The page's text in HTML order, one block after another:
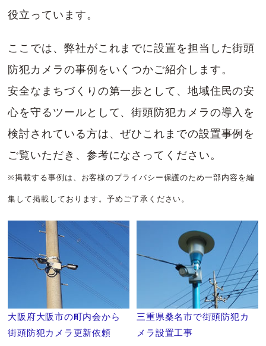
役立っています。
ここでは、弊社がこれまでに設置を担当した街頭
防犯カメラの事例をいくつかご紹介します。
安全なまちづくりの第一歩として、地域住民の安
心を守るツールとして、街頭防犯カメラの導入を
検討されている方は、ぜひこれまでの設置事例を
ご覧いただき、参考になさってください。
※掲載する事例は、お客様のプライバシー保護のため一部内容を編
集して掲載しております。予めご了承ください。
大阪府大阪市の町内会から
街頭防犯カメラ更新依頼
三重県桑名市で街頭防犯カ
メラ設置工事